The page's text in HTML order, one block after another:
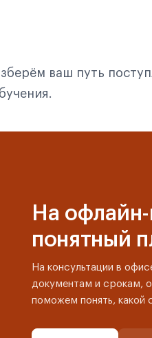
ваш путь
На офлайн-
понятный
На консультации в
документам и срокам,
поможем понять, какой